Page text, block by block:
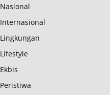
Nasional
Internasional
Lingkungan
Lifestyle
Ekbis
Peristiwa